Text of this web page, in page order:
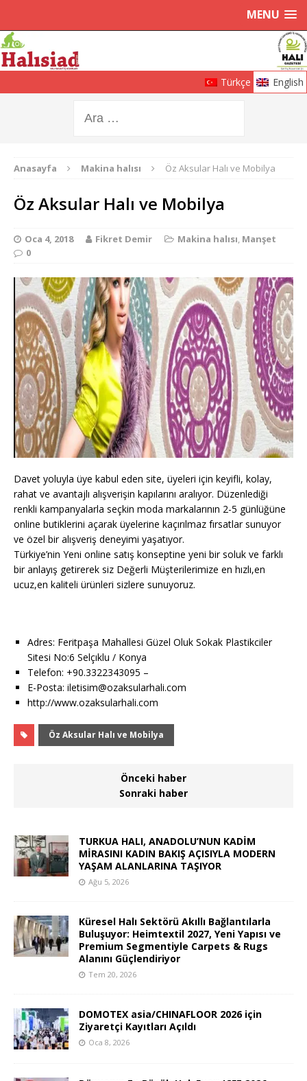
MENU
Türkçe English
Anasayfa Makina halısı Öz Aksular Halı ve Mobilya
Öz Aksular Halı ve Mobilya
Oca 4, 2018 Fikret Demir Makina halısı, Manşet
0
Davet yoluyla üye kabul eden site, üyeleri için keyifli, kolay,
rahat ve avantajlı alışverişin kapılarını aralıyor. Düzenlediği
renkli kampanyalarla seçkin moda markalarının 2-5 günlüğüne
online butiklerini açarak üyelerine kaçırılmaz fırsatlar sunuyor
ve özel bir alışveriş deneyimi yaşatıyor.
Türkiye’nin Yeni online satış konseptine yeni bir soluk ve farklı
bir anlayış getirerek siz Değerli Müşterilerimize en hızlı,en
ucuz,en kaliteli ürünleri sizlere sunuyoruz.
Adres: Feritpaşa Mahallesi Güzel Oluk Sokak Plastikciler
Sitesi No:6 Selçıklu / Konya
Telefon: +90.3322343095 –
E-Posta: iletisim@ozaksularhali.com
http://www.ozaksularhali.com
Öz Aksular Halı ve Mobilya
Önceki haber
Sonraki haber
TURKUA HALI, ANADOLU’NUN KADİM
MİRASINI KADIN BAKIŞ AÇISIYLA MODERN
YAŞAM ALANLARINA TAŞIYOR
Ağu 5, 2026
Küresel Halı Sektörü Akıllı Bağlantılarla
Buluşuyor: Heimtextil 2027, Yeni Yapısı ve
Premium Segmentiyle Carpets & Rugs
Alanını Güçlendiriyor
Tem 20, 2026
DOMOTEX asia/CHINAFLOOR 2026 için
Ziyaretçi Kayıtları Açıldı
Oca 8, 2026